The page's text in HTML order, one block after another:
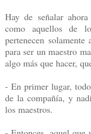
Hay de señalar
como aquellos de
pertenecen
para ser un maestro
algo más que hacer,
- En primer lugar,
de la compañía, y
los maestros.